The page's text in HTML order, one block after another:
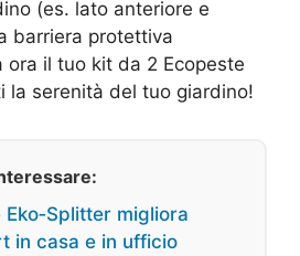
(es. lato anteriore e
barriera protettiva
il tuo kit da 2 Ecopeste
la serenità del tuo giardino!
Eko‑Splitter migliora
in casa e in ufficio